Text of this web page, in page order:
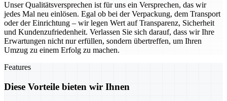
Unser Qualitätsversprechen ist für uns ein Versprechen, das wir
jedes Mal neu einlösen. Egal ob bei der Verpackung, dem Transport
oder der Einrichtung – wir legen Wert auf Transparenz, Sicherheit
und Kundenzufriedenheit. Verlassen Sie sich darauf, dass wir Ihre
Erwartungen nicht nur erfüllen, sondern übertreffen, um Ihren
Umzug zu einem Erfolg zu machen.
Features
Diese Vorteile bieten wir Ihnen